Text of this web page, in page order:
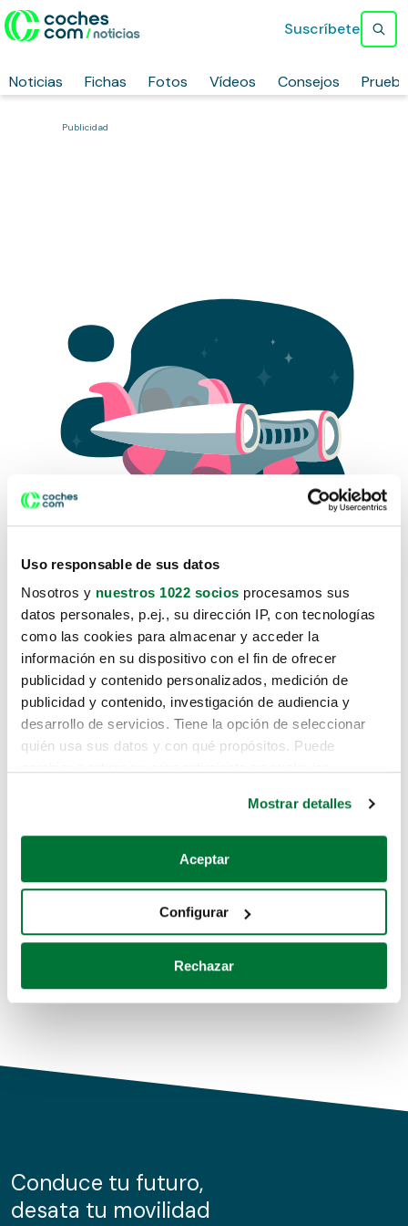
Uso responsable de sus datos
Nosotros y nuestros 1022 socios procesamos sus
datos personales, p.ej., su dirección IP, con tecnologías
como las cookies para almacenar y acceder la
información en su dispositivo con el fin de ofrecer
publicidad y contenido personalizados, medición de
publicidad y contenido, investigación de audiencia y
desarrollo de servicios. Tiene la opción de seleccionar
quién usa sus datos y con qué propósitos. Puede
Si lo permite, también quisiéramos:
Recopilar información sobre su ubicación geográfica
Identificar su dispositivo analizándolo activamente
para buscar características específicas (huellas
Obtenga más información sobre cómo se procesan sus
de cookies.
información sobre el uso que haga del sitio web con
nuestros partners de redes sociales, publicidad y análisis
Mostrar detalles
Aceptar
Configurar
Rechazar
Noticias Fichas Fotos Vídeos Consejos
Suscríbete
Publicidad
Lo sentimos, no sabemos como
te hemos traido hasta aquí.
Pero puedes encontrar el coche que estás
buscando en alguno de estos enlaces:
Coches de segunda mano
Coches de km0
Conduce tu futuro,
desata tu movilidad